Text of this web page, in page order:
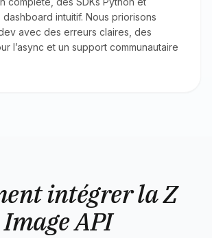
dashboard intuitif. Nous priorisons
avec des erreurs claires, des
l’async et un support communautaire
intégrer la Z
Image API